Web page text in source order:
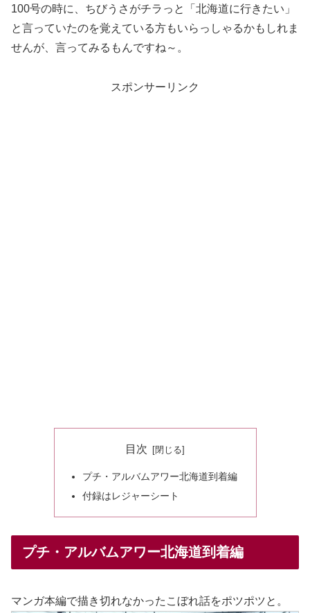
100号の時に、ちびうさがチラっと「北海道に行きたい」
と言っていたのを覚えている方もいらっしゃるかもしれま
せんが、言ってみるもんですね～。
スポンサーリンク
目次
プチ・アルバムアワー北海道到着編
付録はレジャーシート
プチ・アルバムアワー北海道到着編
マンガ本編で描き切れなかったこぼれ話をポツポツと。